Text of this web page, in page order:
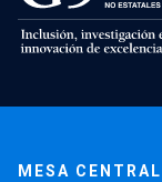
MESA CENTRAL